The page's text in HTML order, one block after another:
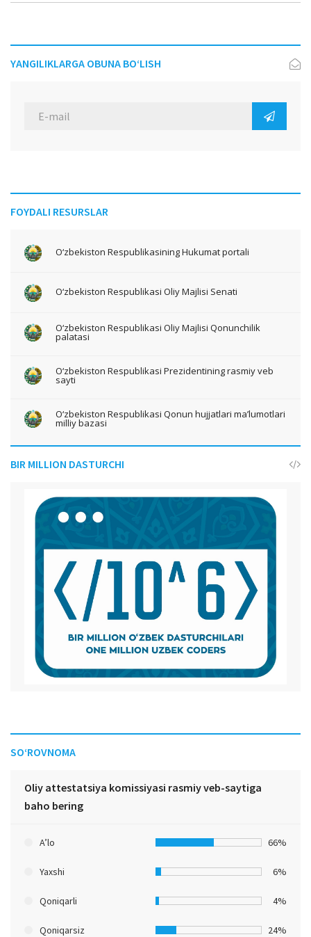
YANGILIKLARGA OBUNA BO‘LISH
FOYDALI RESURSLAR
O‘zbekiston Respublikasining Hukumat portali
O‘zbekiston Respublikasi Oliy Majlisi Senati
O‘zbekiston Respublikasi Oliy Majlisi Qonunchilik
palatasi
O‘zbekiston Respublikasi Prezidentining rasmiy veb
sayti
O‘zbekiston Respublikasi Qonun hujjatlari ma’lumotlari
milliy bazasi
BIR MILLION DASTURCHI
SO‘ROVNOMA
Oliy attestatsiya komissiyasi rasmiy veb-saytiga
baho bering
A’lo 66%
Yaxshi 6%
Qoniqarli 4%
Qoniqarsiz 24%